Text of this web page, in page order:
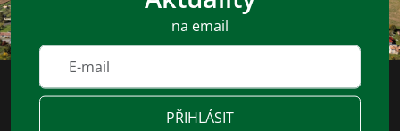
na email
PŘIHLÁSIT